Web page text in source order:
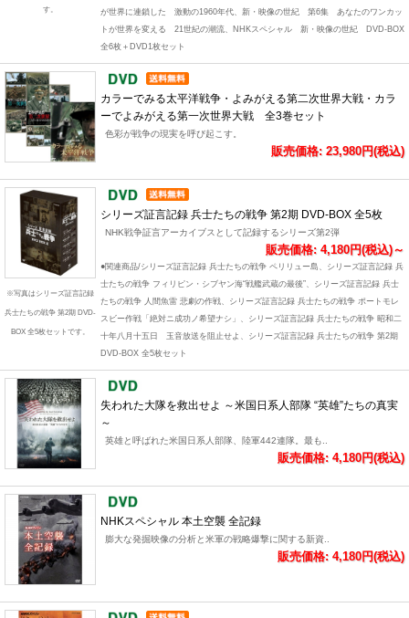
す。
が世界に連鎖した 激動の1960年代、新・映像の世紀 第6集 あなたのワンカッ
トが世界を変える 21世紀の潮流、NHKスペシャル 新・映像の世紀 DVD-BOX
全6枚＋DVD1枚セット
カラーでみる太平洋戦争・よみがえる第二次世界大戦・カラ
ーでよみがえる第一次世界大戦 全3巻セット
色彩が戦争の現実を呼び起こす。
販売価格: 23,980円(税込)
※写真はシリーズ証言記録
兵士たちの戦争 第2期 DVD-
BOX 全5枚セットです。
シリーズ証言記録 兵士たちの戦争 第2期 DVD-BOX 全5枚
NHK戦争証言アーカイブスとして記録するシリーズ第2弾
販売価格: 4,180円(税込)～
●関連商品/シリーズ証言記録 兵士たちの戦争 ペリリュー島、シリーズ証言記録 兵
士たちの戦争 フィリピン・シブヤン海“戦艦武蔵の最後”、シリーズ証言記録 兵士
たちの戦争 人間魚雷 悲劇の作戦、シリーズ証言記録 兵士たちの戦争 ポートモレ
スビー作戦「絶対ニ成功ノ希望ナシ」、シリーズ証言記録 兵士たちの戦争 昭和二
十年八月十五日 玉音放送を阻止せよ、シリーズ証言記録 兵士たちの戦争 第2期
DVD-BOX 全5枚セット
失われた大隊を救出せよ ～米国日系人部隊 “英雄”たちの真実
～
英雄と呼ばれた米国日系人部隊、陸軍442連隊。最も..
販売価格: 4,180円(税込)
NHKスペシャル 本土空襲 全記録
膨大な発掘映像の分析と米軍の戦略爆撃に関する新資..
販売価格: 4,180円(税込)